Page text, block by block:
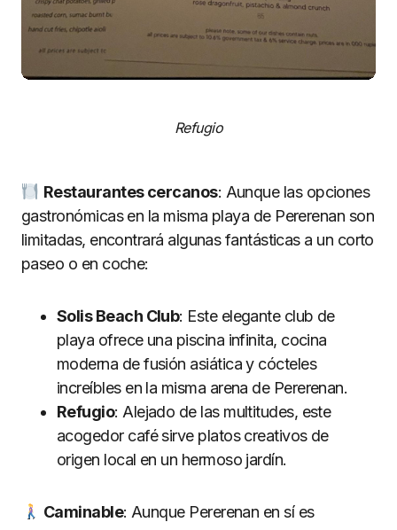
Refugio
Restaurantes cercanos: Aunque las opciones
gastronómicas en la misma playa de Pererenan son
limitadas, encontrará algunas fantásticas a un corto
paseo o en coche:
Solis Beach Club: Este elegante club de
playa ofrece una piscina infinita, cocina
moderna de fusión asiática y cócteles
increíbles en la misma arena de Pererenan.
Refugio: Alejado de las multitudes, este
acogedor café sirve platos creativos de
origen local en un hermoso jardín.
Caminable: Aunque Pererenan en sí es